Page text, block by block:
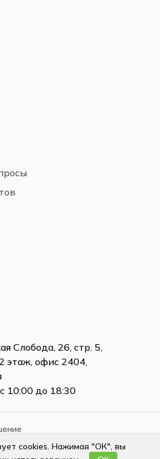
Слобода, 26, стр. 5,
этаж, офис 2404,
10:00 до 18:30
cookies. Нажимая "ОК", вы